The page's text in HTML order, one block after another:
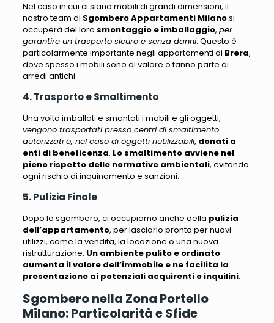
Nel caso in cui ci siano mobili di grandi dimensioni, il
nostro team di Sgombero Appartamenti Milanosi
occuperà del loro smontaggio e imballaggio, per
garantire un trasporto sicuro e senza danni. Questo è
particolarmente importante negli appartamenti di Brera,
dove spesso i mobili sono di valore o fanno parte di
arredi antichi.
4. Trasporto e Smaltimento
Una volta imballati e smontati i mobili e gli oggetti,
vengono trasportati presso centri di smaltimento
autorizzati o, nel caso di oggetti riutilizzabili, donati a
enti di beneficenza. Lo smaltimento avviene nel
pieno rispetto delle normative ambientali, evitando
ogni rischio di inquinamento e sanzioni.
5. Pulizia Finale
Dopo lo sgombero, ci occupiamo anche della pulizia
dell’appartamento, per lasciarlo pronto per nuovi
utilizzi, come la vendita, la locazione o una nuova
ristrutturazione. Un ambiente pulito e ordinato
aumenta il valore dell’immobile e ne facilita la
presentazione ai potenziali acquirenti o inquilini.
Sgombero nella Zona Portello
Milano: Particolarità e Sfide